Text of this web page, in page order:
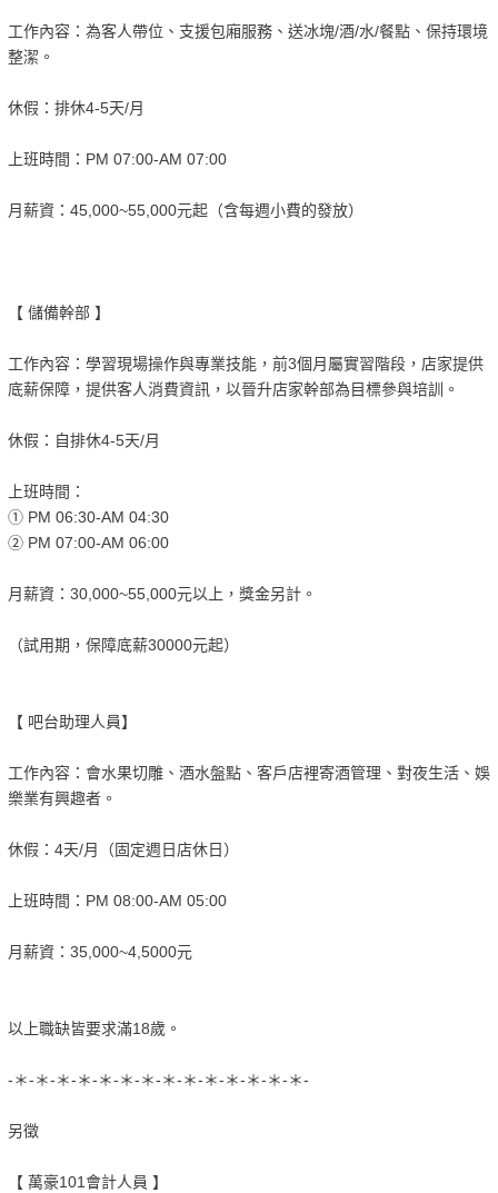
工作內容：為客人帶位、支援包廂服務、送冰塊/酒/水/餐點、保持環境
整潔。
休假：排休4-5天/月
上班時間：PM 07:00-AM 07:00
月薪資：45,000~55,000元起（含每週小費的發放）
【 儲備幹部 】
工作內容：學習現場操作與專業技能，前3個月屬實習階段，店家提供
底薪保障，提供客人消費資訊，以晉升店家幹部為目標參與培訓。
休假：自排休4-5天/月
上班時間：
① PM 06:30-AM 04:30
② PM 07:00-AM 06:00
月薪資：30,000~55,000元以上，獎金另計。
（試用期，保障底薪30000元起）
【 吧台助理人員】
工作內容：會水果切雕、酒水盤點、客戶店裡寄酒管理、對夜生活、娛
樂業有興趣者。
休假：4天/月（固定週日店休日）
上班時間：PM 08:00-AM 05:00
月薪資：35,000~4,5000元
以上職缺皆要求滿18歲。
-＊-＊-＊-＊-＊-＊-＊-＊-＊-＊-＊-＊-＊-＊-
另徵
【 萬豪101會計人員 】